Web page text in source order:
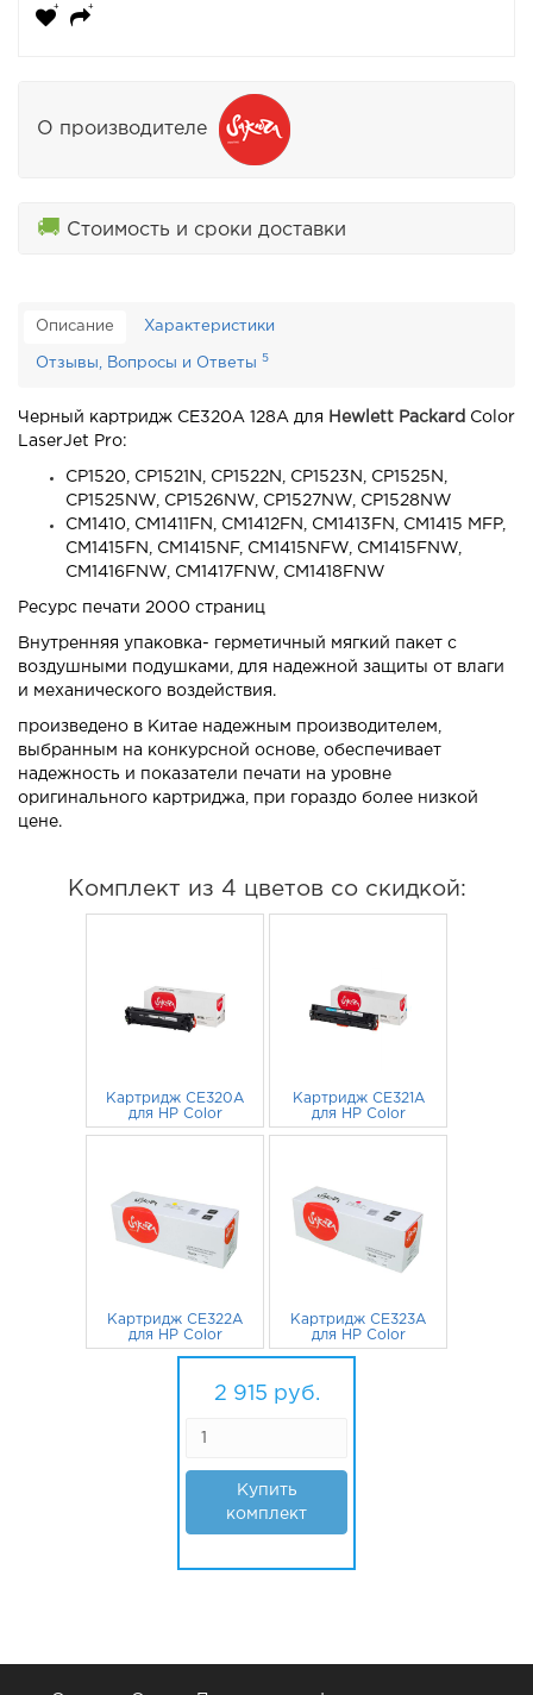
О производителе
🚚 Стоимость и сроки доставки
Описание Характеристики
Отзывы, Вопросы и Ответы 5
Черный картридж CE320A 128A для Hewlett Packard Color
LaserJet Pro:
CP1520, CP1521N, CP1522N, CP1523N, CP1525N,
CP1525NW, CP1526NW, CP1527NW, CP1528NW
CM1410, CM1411FN, CM1412FN, CM1413FN, CM1415 MFP,
CM1415FN, CM1415NF, CM1415NFW, CM1415FNW,
CM1416FNW, CM1417FNW, CM1418FNW
Ресурс печати 2000 страниц
Внутренняя упаковка- герметичный мягкий пакет с
воздушными подушками, для надежной защиты от влаги
и механического воздействия.
произведено в Китае надежным производителем,
выбранным на конкурсной основе, обеспечивает
надежность и показатели печати на уровне
оригинального картриджа, при гораздо более низкой
цене.
Комплект из 4 цветов со скидкой:
Картридж CE320A
для HP Color
LaserJet CP1525n,
Картридж CE321A
для HP Color
LaserJet CP1525n,
Картридж CE322A
для HP Color
LaserJet CP1525n,
CM1415FNW Sakura
Картридж CE323A
для HP Color
LaserJet CP1525n,
CM1415FNW Sakura
пурпурный
2 915 руб.
Купить
комплект